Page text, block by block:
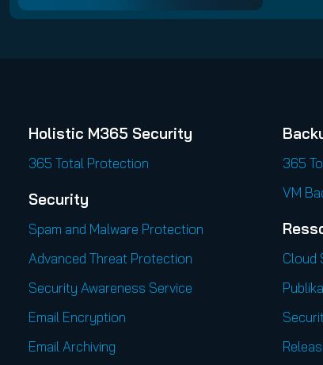
Holistic M365 Security
365 Total Protection
Security
Spam and Malware Protection
Advanced Threat Protection
Security Awareness Service
Email Encryption
Email Archiving
365
VM
Cloud